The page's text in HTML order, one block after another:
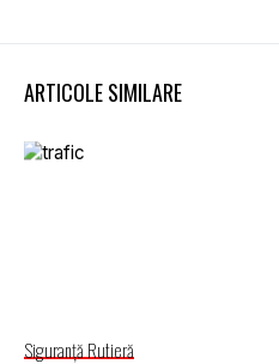
ARTICOLE SIMILARE
Siguranţă Rutieră